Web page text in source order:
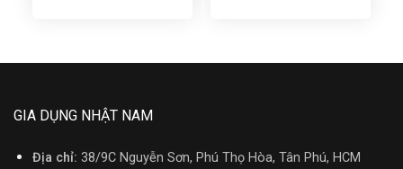
GIA DỤNG NHẬT NAM
Địa chỉ: 38/9C Nguyễn Sơn, Phú Thọ Hòa, Tân Phú, HCM